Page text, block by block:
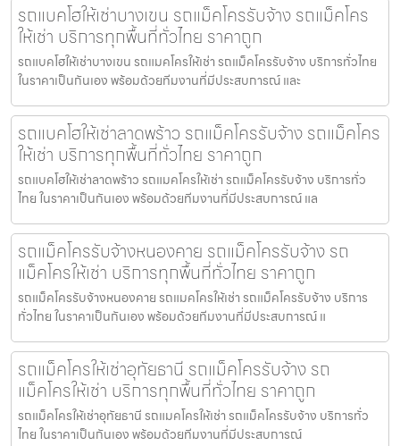
รถแบคโฮให้เช่าบางเขน รถแม็คโครรับจ้าง รถแม็คโคร
ให้เช่า บริการทุกพื้นที่ทั่วไทย ราคาถูก
รถแบคโฮให้เช่าบางเขน รถแมคโครให้เช่า รถแม็คโครรับจ้าง บริการทั่วไทย
ในราคาเป็นกันเอง พร้อมด้วยทีมงานที่มีประสบการณ์ และ
รถแบคโฮให้เช่าลาดพร้าว รถแม็คโครรับจ้าง รถแม็คโคร
ให้เช่า บริการทุกพื้นที่ทั่วไทย ราคาถูก
รถแบคโฮให้เช่าลาดพร้าว รถแมคโครให้เช่า รถแม็คโครรับจ้าง บริการทั่ว
ไทย ในราคาเป็นกันเอง พร้อมด้วยทีมงานที่มีประสบการณ์ แล
รถแม็คโครรับจ้างหนองคาย รถแม็คโครรับจ้าง รถ
แม็คโครให้เช่า บริการทุกพื้นที่ทั่วไทย ราคาถูก
รถแม็คโครรับจ้างหนองคาย รถแมคโครให้เช่า รถแม็คโครรับจ้าง บริการ
ทั่วไทย ในราคาเป็นกันเอง พร้อมด้วยทีมงานที่มีประสบการณ์ แ
รถแม็คโครให้เช่าอุทัยธานี รถแม็คโครรับจ้าง รถ
แม็คโครให้เช่า บริการทุกพื้นที่ทั่วไทย ราคาถูก
รถแม็คโครให้เช่าอุทัยธานี รถแมคโครให้เช่า รถแม็คโครรับจ้าง บริการทั่ว
ไทย ในราคาเป็นกันเอง พร้อมด้วยทีมงานที่มีประสบการณ์